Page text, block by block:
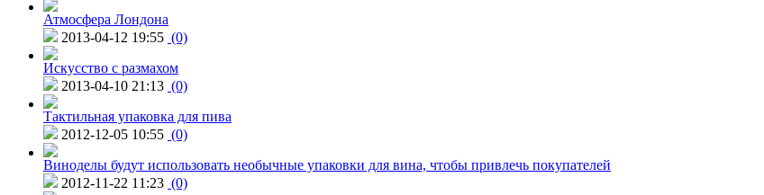
Атмосфера Лондона
2013-04-12 19:55 (0)
Искусство с размахом
2013-04-10 21:13 (0)
Тактильная упаковка для пива
2012-12-05 10:55 (0)
Виноделы будут использовать необычные упаковки для вина, чтобы привлечь покупателей
2012-11-22 11:23 (0)